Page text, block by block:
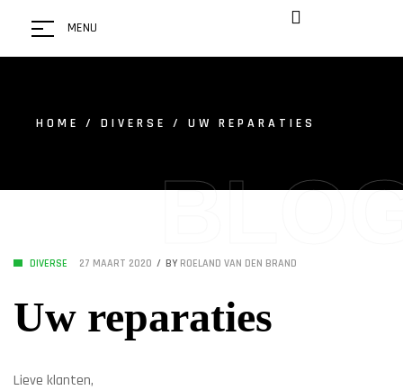
MENU
HOME / DIVERSE / UW REPARATIES
DIVERSE 27 MAART 2020 BY ROELAND VAN DEN BRAND
Uw reparaties
Lieve klanten,